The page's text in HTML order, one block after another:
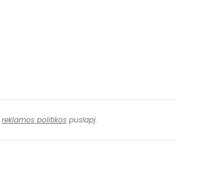
reklamos politikos puslapį.